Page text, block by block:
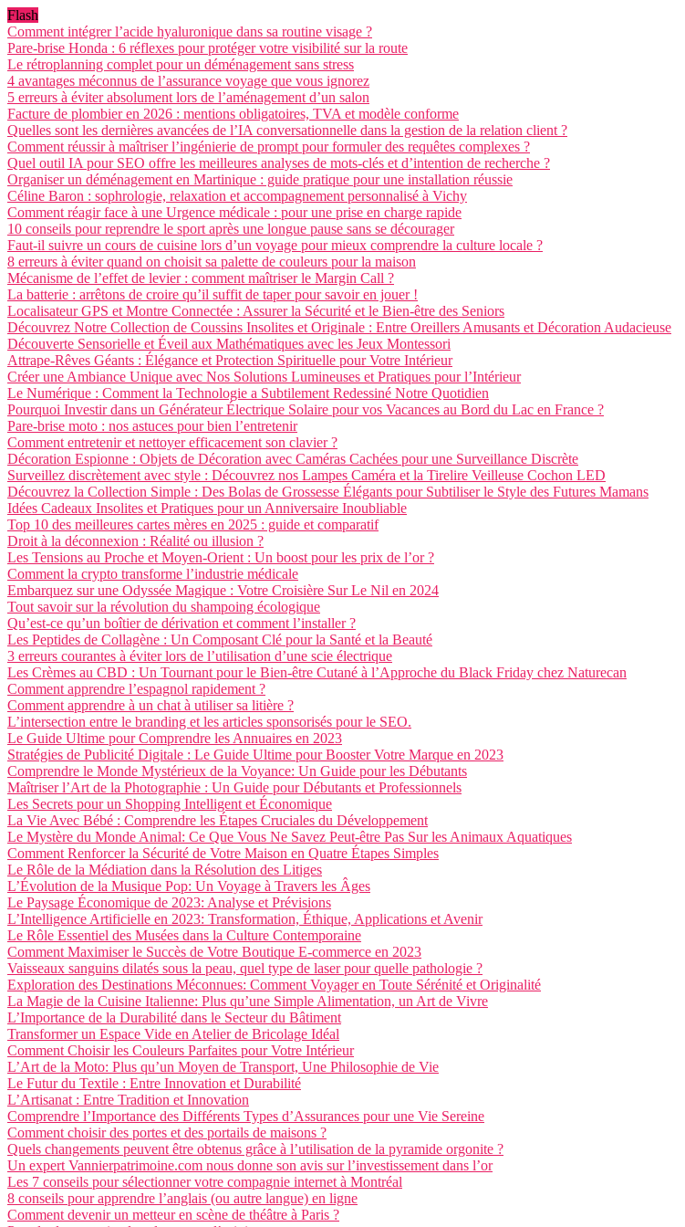
Flash
Comment intégrer l’acide hyaluronique dans sa routine visage ?
Pare-brise Honda : 6 réflexes pour protéger votre visibilité sur la route
Le rétroplanning complet pour un déménagement sans stress
4 avantages méconnus de l’assurance voyage que vous ignorez
5 erreurs à éviter absolument lors de l’aménagement d’un salon
Facture de plombier en 2026 : mentions obligatoires, TVA et modèle conforme
Quelles sont les dernières avancées de l’IA conversationnelle dans la gestion de la relation client ?
Comment réussir à maîtriser l’ingénierie de prompt pour formuler des requêtes complexes ?
Quel outil IA pour SEO offre les meilleures analyses de mots-clés et d’intention de recherche ?
Organiser un déménagement en Martinique : guide pratique pour une installation réussie
Céline Baron : sophrologie, relaxation et accompagnement personnalisé à Vichy
Comment réagir face à une Urgence médicale : pour une prise en charge rapide
10 conseils pour reprendre le sport après une longue pause sans se décourager
Faut-il suivre un cours de cuisine lors d’un voyage pour mieux comprendre la culture locale ?
8 erreurs à éviter quand on choisit sa palette de couleurs pour la maison
Mécanisme de l’effet de levier : comment maîtriser le Margin Call ?
La batterie : arrêtons de croire qu’il suffit de taper pour savoir en jouer !
Localisateur GPS et Montre Connectée : Assurer la Sécurité et le Bien-être des Seniors
Découvrez Notre Collection de Coussins Insolites et Originale : Entre Oreillers Amusants et Décoration Audacieuse
Découverte Sensorielle et Éveil aux Mathématiques avec les Jeux Montessori
Attrape-Rêves Géants : Élégance et Protection Spirituelle pour Votre Intérieur
Créer une Ambiance Unique avec Nos Solutions Lumineuses et Pratiques pour l’Intérieur
Le Numérique : Comment la Technologie a Subtilement Redessiné Notre Quotidien
Pourquoi Investir dans un Générateur Électrique Solaire pour vos Vacances au Bord du Lac en France ?
Pare-brise moto : nos astuces pour bien l’entretenir
Comment entretenir et nettoyer efficacement son clavier ?
Décoration Espionne : Objets de Décoration avec Caméras Cachées pour une Surveillance Discrète
Surveillez discrètement avec style : Découvrez nos Lampes Caméra et la Tirelire Veilleuse Cochon LED
Découvrez la Collection Simple : Des Bolas de Grossesse Élégants pour Subtiliser le Style des Futures Mamans
Idées Cadeaux Insolites et Pratiques pour un Anniversaire Inoubliable
Top 10 des meilleures cartes mères en 2025 : guide et comparatif
Droit à la déconnexion : Réalité ou illusion ?
Les Tensions au Proche et Moyen-Orient : Un boost pour les prix de l’or ?
Comment la crypto transforme l’industrie médicale
Embarquez sur une Odyssée Magique : Votre Croisière Sur Le Nil en 2024
Tout savoir sur la révolution du shampoing écologique
Qu’est-ce qu’un boîtier de dérivation et comment l’installer ?
Les Peptides de Collagène : Un Composant Clé pour la Santé et la Beauté
3 erreurs courantes à éviter lors de l’utilisation d’une scie électrique
Les Crèmes au CBD : Un Tournant pour le Bien-être Cutané à l’Approche du Black Friday chez Naturecan
Comment apprendre l’espagnol rapidement ?
Comment apprendre à un chat à utiliser sa litière ?
L’intersection entre le branding et les articles sponsorisés pour le SEO.
Le Guide Ultime pour Comprendre les Annuaires en 2023
Stratégies de Publicité Digitale : Le Guide Ultime pour Booster Votre Marque en 2023
Comprendre le Monde Mystérieux de la Voyance: Un Guide pour les Débutants
Maîtriser l’Art de la Photographie : Un Guide pour Débutants et Professionnels
Les Secrets pour un Shopping Intelligent et Économique
La Vie Avec Bébé : Comprendre les Étapes Cruciales du Développement
Le Mystère du Monde Animal: Ce Que Vous Ne Savez Peut-être Pas Sur les Animaux Aquatiques
Comment Renforcer la Sécurité de Votre Maison en Quatre Étapes Simples
Le Rôle de la Médiation dans la Résolution des Litiges
L’Évolution de la Musique Pop: Un Voyage à Travers les Âges
Le Paysage Économique de 2023: Analyse et Prévisions
L’Intelligence Artificielle en 2023: Transformation, Éthique, Applications et Avenir
Le Rôle Essentiel des Musées dans la Culture Contemporaine
Comment Maximiser le Succès de Votre Boutique E-commerce en 2023
Vaisseaux sanguins dilatés sous la peau, quel type de laser pour quelle pathologie ?
Exploration des Destinations Méconnues: Comment Voyager en Toute Sérénité et Originalité
La Magie de la Cuisine Italienne: Plus qu’une Simple Alimentation, un Art de Vivre
L’Importance de la Durabilité dans le Secteur du Bâtiment
Transformer un Espace Vide en Atelier de Bricolage Idéal
Comment Choisir les Couleurs Parfaites pour Votre Intérieur
L’Art de la Moto: Plus qu’un Moyen de Transport, Une Philosophie de Vie
Le Futur du Textile : Entre Innovation et Durabilité
L’Artisanat : Entre Tradition et Innovation
Comprendre l’Importance des Différents Types d’Assurances pour une Vie Sereine
Comment choisir des portes et des portails de maisons ?
Quels changements peuvent être obtenus grâce à l’utilisation de la pyramide orgonite ?
Un expert Vannierpatrimoine.com nous donne son avis sur l’investissement dans l’or
Les 7 conseils pour sélectionner votre compagnie internet à Montréal
8 conseils pour apprendre l’anglais (ou autre langue) en ligne
Comment devenir un metteur en scène de théâtre à Paris ?